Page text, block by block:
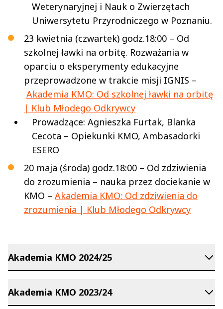
Weterynaryjnej i Nauk o Zwierzętach
Uniwersytetu Przyrodniczego w Poznaniu.
23 kwietnia (czwartek) godz.18:00 – Od
szkolnej ławki na orbitę. Rozważania w
oparciu o eksperymenty edukacyjne
przeprowadzone w trakcie misji IGNIS –
Akademia KMO: Od szkolnej ławki na orbitę
| Klub Młodego Odkrywcy
Prowadzące: Agnieszka Furtak, Blanka
Cecota – Opiekunki KMO, Ambasadorki
ESERO
20 maja (środa) godz.18:00 – Od zdziwienia
do zrozumienia – nauka przez dociekanie w
KMO – Akademia KMO: Od zdziwienia do
zrozumienia | Klub Młodego Odkrywcy
Akademia KMO 2024/25
Akademia KMO 2023/24